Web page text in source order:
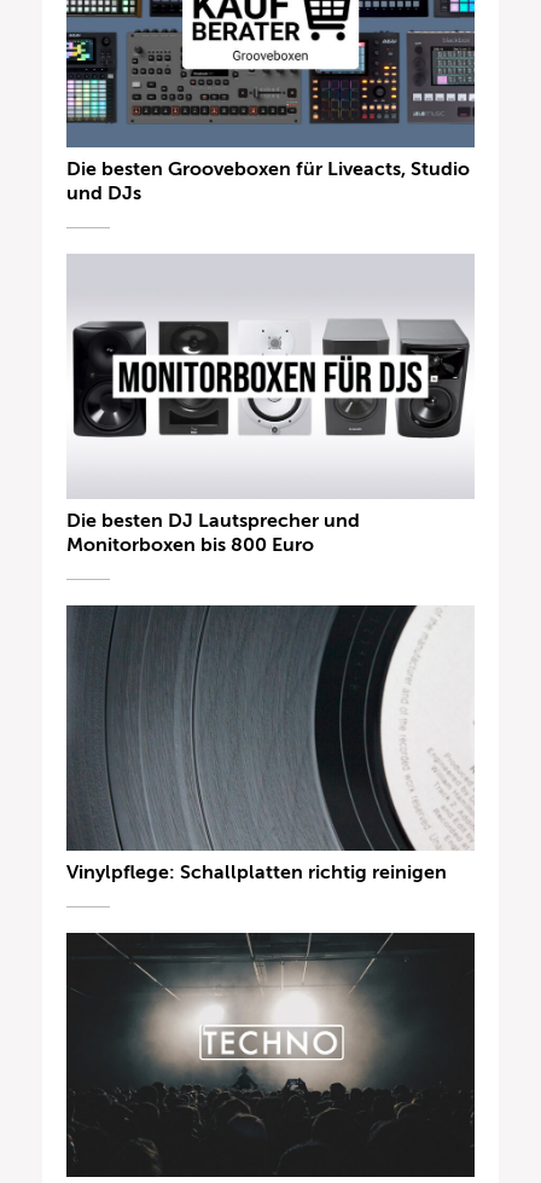
Die besten Grooveboxen für Liveacts, Studio
und DJs
Die besten DJ Lautsprecher und
Monitorboxen bis 800 Euro
Vinylpflege: Schallplatten richtig reinigen